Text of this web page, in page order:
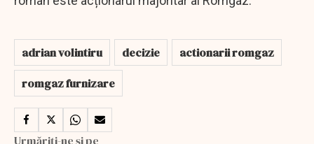
adrian volintiru decizie
actionarii romgaz
romgaz furnizare
Urmăriți-ne și pe